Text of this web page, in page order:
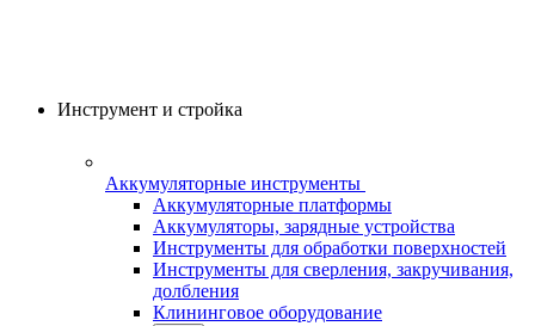
Инструмент и стройка
Аккумуляторные инструменты
Аккумуляторные платформы
Аккумуляторы, зарядные устройства
Инструменты для обработки поверхностей
Инструменты для сверления, закручивания,
долбления
Клининговое оборудование